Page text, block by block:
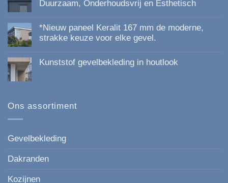
Duurzaam, Onderhoudsvrij en Esthetisch
op
Kunststof
Gevelbekleding
Duurzaam,
*Nieuw paneel Keralit 167 mm de moderne,
strakke keuze voor elke gevel.
op
de
voor
elke
Kunststof gevelbekleding in houtlook
gevelbekleding
in
Ons assortiment
Gevelbekleding
Dakranden
Kozijnen